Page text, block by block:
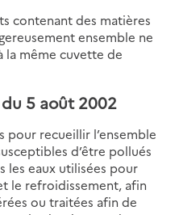
contenant des matières
ensemble ne
la même cuvette de
5 août 2002
pour recueillir l’ensemble
d’être pollués
les eaux utilisées pour
le refroidissement, afin
ou traitées afin de